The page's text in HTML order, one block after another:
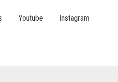
Youtube Instagram